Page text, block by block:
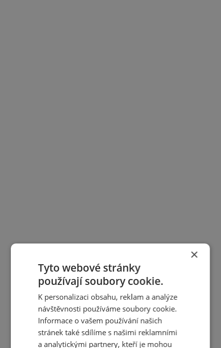
×
Tyto webové stránky
používají soubory cookie.
K personalizaci obsahu, reklam a analýze
návštěvnosti používáme soubory cookie.
Informace o vašem používání našich
stránek také sdílíme s našimi reklamními
a analytickými partnery, kteří je mohou